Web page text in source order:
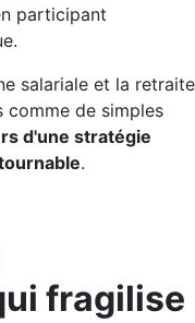
participant
salariale et la retraite
comme de simples
d'une stratégie
.
fragilise